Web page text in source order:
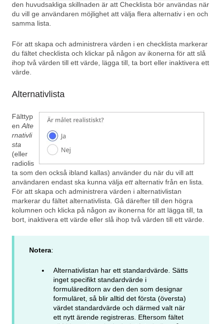
den huvudsakliga skillnaden är att Checklista bör användas när
du vill ge användaren möjlighet att välja flera alternativ i en och
samma lista.
För att skapa och administrera värden i en checklista markerar
du fältet checklista och klickar på någon av ikonerna för att slå
ihop två värden till ett värde, lägga till, ta bort eller inaktivera ett
värde.
Alternativlista
Fälttyp
enAlte
rnativli
sta
(eller
radiolis
ta som den också ibland kallas) använder du när du vill att
användaren endast ska kunna välja ettalternativ från en lista.
För att skapa och administrera värden i alternativlistan
markerar du fältet alternativlista. Gå därefter till den högra
kolumnen och klicka på någon av ikonerna för att lägga till, ta
bort, inaktivera ett värde eller slå ihop två värden till ett värde.
Notera:
Alternativlistan har ett standardvärde. Sätts
inget specifikt standardvärde i
formuläreditorn av den den som designar
formuläret, så blir alltid det första (översta)
värdet standardvärde och därmed valt när
ett nytt ärende registreras. Eftersom fältet